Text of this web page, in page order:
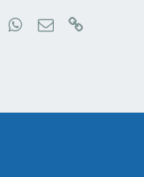
WhatsAppCorreu electrònic